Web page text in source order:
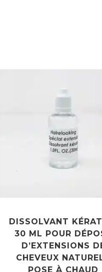
DISSOLVANT
30 ML POUR
D’EXTENSIONS
CHEVEUX
POSE À CHAUD